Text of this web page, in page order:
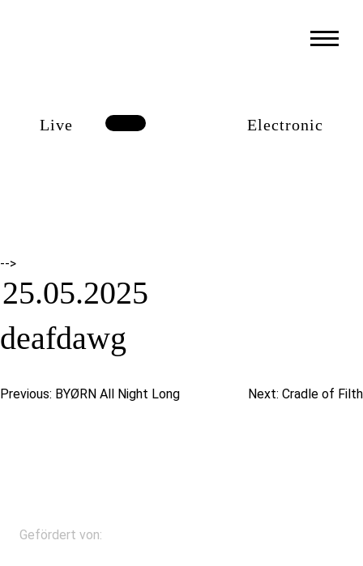
ANFAHRT
IMPRESSUM
DATENSCHUTZERKLÄRUNG
Live Electronic
-->
25.05.2025
deafdawg
Beitragsnavigation
Previous: BYØRN All Night Long Next: Cradle of Filth
Gefördert von: